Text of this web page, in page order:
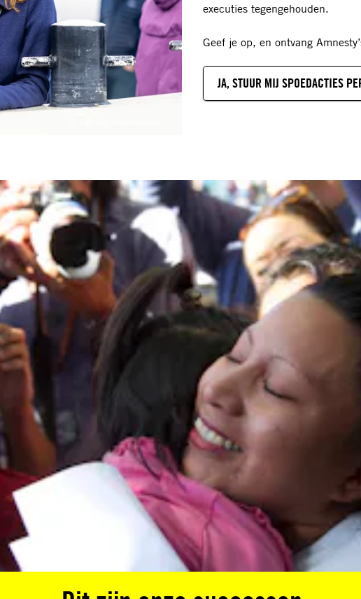
executies tegengehouden.
Geef je op, en ontvang
JA, STUUR MIJ SPOEDACTIES